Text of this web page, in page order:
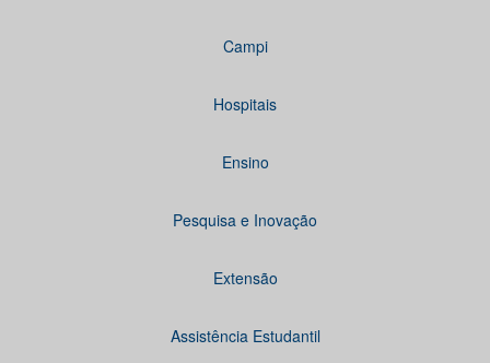
Campi
Hospitais
Ensino
Pesquisa e Inovação
Extensão
Assistência Estudantil